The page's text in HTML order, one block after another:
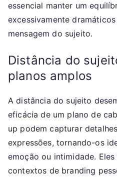
essencial manter um
excessivamente
mensagem do sujeito.
Distância do
planos amplos
A distância do sujeito
eficácia de um plano de
up podem capturar
expressões, tornando-os
emoção ou intimidade.
contextos de branding